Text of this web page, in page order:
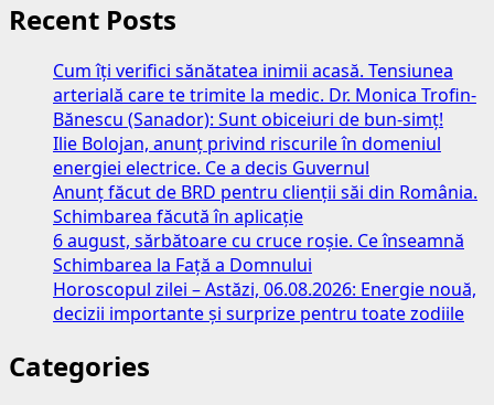
Recent Posts
Cum îți verifici sănătatea inimii acasă. Tensiunea
arterială care te trimite la medic. Dr. Monica Trofin-
Bănescu (Sanador): Sunt obiceiuri de bun-simț!
Ilie Bolojan, anunț privind riscurile în domeniul
energiei electrice. Ce a decis Guvernul
Anunț făcut de BRD pentru clienții săi din România.
Schimbarea făcută în aplicație
6 august, sărbătoare cu cruce roșie. Ce înseamnă
Schimbarea la Față a Domnului
Horoscopul zilei – Astăzi, 06.08.2026: Energie nouă,
decizii importante și surprize pentru toate zodiile
Categories